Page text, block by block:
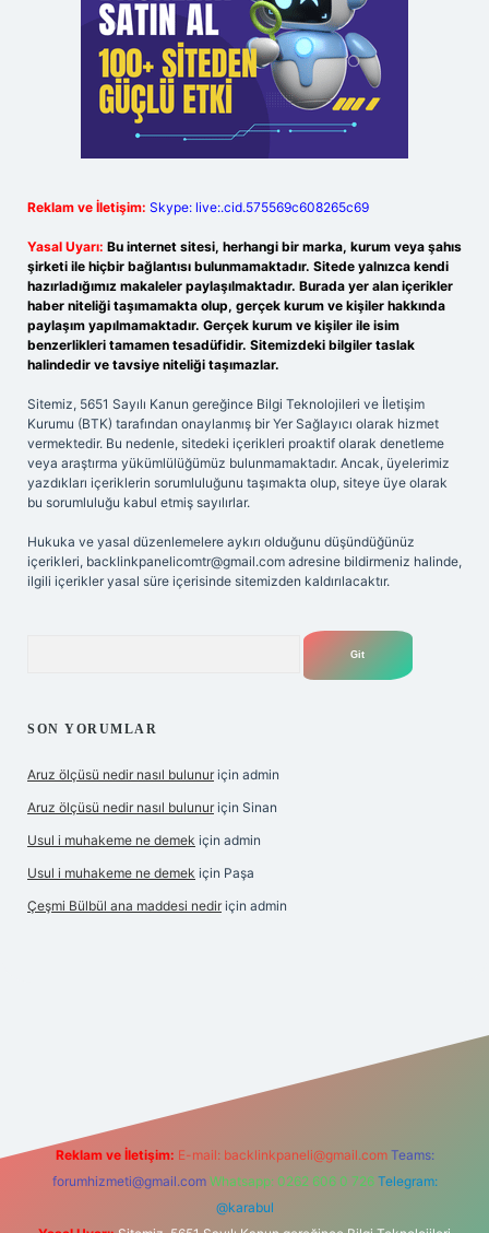
Reklam ve İletişim: Skype: live:.cid.575569c608265c69
Yasal Uyarı: Bu internet sitesi, herhangi bir marka, kurum veya şahıs
şirketi ile hiçbir bağlantısı bulunmamaktadır. Sitede yalnızca kendi
hazırladığımız makaleler paylaşılmaktadır. Burada yer alan içerikler
haber niteliği taşımamakta olup, gerçek kurum ve kişiler hakkında
paylaşım yapılmamaktadır. Gerçek kurum ve kişiler ile isim
benzerlikleri tamamen tesadüfidir. Sitemizdeki bilgiler taslak
halindedir ve tavsiye niteliği taşımazlar.
Sitemiz, 5651 Sayılı Kanun gereğince Bilgi Teknolojileri ve İletişim
Kurumu (BTK) tarafından onaylanmış bir Yer Sağlayıcı olarak hizmet
vermektedir. Bu nedenle, sitedeki içerikleri proaktif olarak denetleme
veya araştırma yükümlülüğümüz bulunmamaktadır. Ancak, üyelerimiz
yazdıkları içeriklerin sorumluluğunu taşımakta olup, siteye üye olarak
bu sorumluluğu kabul etmiş sayılırlar.
Hukuka ve yasal düzenlemelere aykırı olduğunu düşündüğünüz
içerikleri, backlinkpanelicomtr@gmail.com adresine bildirmeniz halinde,
ilgili içerikler yasal süre içerisinde sitemizden kaldırılacaktır.
SON YORUMLAR
Aruz ölçüsü nedir nasıl bulunur için admin
Aruz ölçüsü nedir nasıl bulunur için Sinan
Usul i muhakeme ne demek için admin
Usul i muhakeme ne demek için Paşa
Çeşmi Bülbül ana maddesi nedir için admin
Reklam ve İletişim: E-mail: backlinkpaneli@gmail.com Teams:
forumhizmeti@gmail.com Whatsapp: 0262 606 0 726 Telegram:
@karabul